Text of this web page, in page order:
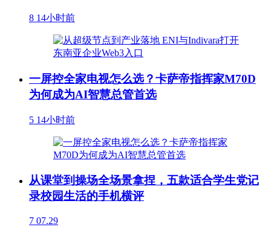
8 14小时前
一屏控全家电视怎么选？卡萨帝指挥家M70D
为何成为AI智慧总管首选
5 14小时前
从课堂到操场全场景拿捏，五款适合学生党记
录校园生活的手机横评
7 07.29